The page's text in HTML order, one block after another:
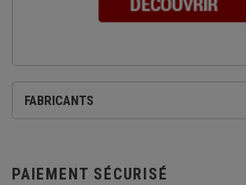
FABRICANTS
PAIEMENT SÉCURISÉ